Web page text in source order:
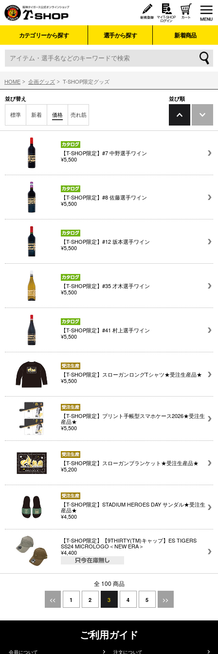
カテゴリーから探す 選手から探す 新着商品
HOME 企画グッズ T-SHOP限定グッズ
並び替え
標準 新着 価格 売れ筋
並び順
【T-SHOP限定】#7 中野選手ワイン
¥5,500
【T-SHOP限定】#8 佐藤選手ワイン
¥5,500
【T-SHOP限定】#12 坂本選手ワイン
¥5,500
【T-SHOP限定】#35 才木選手ワイン
¥5,500
【T-SHOP限定】#41 村上選手ワイン
¥5,500
【T-SHOP限定】スローガンロングTシャツ★受注生産品★
¥5,500
【T-SHOP限定】プリント手帳型スマホケース2026★受注生
産品★
¥5,500
【T-SHOP限定】スローガンブランケット★受注生産品★
¥5,200
【T-SHOP限定】STADIUM HEROES DAY サンダル★受注生
産品★
¥4,500
【T-SHOP限定】【9THIRTY(TM)キャップ】ES TIGERS
SS24 MICROLOGO＜NEW ERA＞
¥4,400
全 100 商品
<< 1 2 3 4 5 >>
ご利用ガイド
会員について 注文について